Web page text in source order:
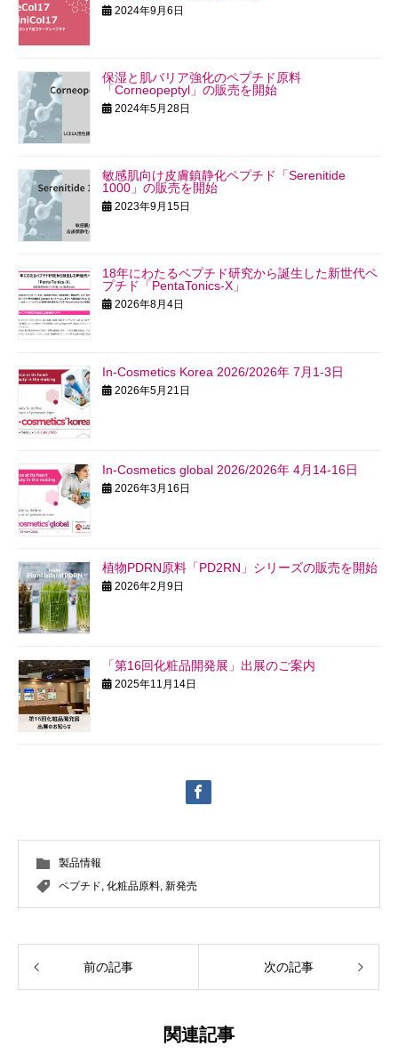
2024年9月6日
保湿と肌バリア強化のペプチド原料
「Corneopeptyl」の販売を開始
2024年5月28日
敏感肌向け皮膚鎮静化ペプチド「Serenitide
1000」の販売を開始
2023年9月15日
18年にわたるペプチド研究から誕生した新世代ペ
プチド「PentaTonics-X」
2026年8月4日
In-Cosmetics Korea 2026/2026年 7月1-3日
2026年5月21日
In-Cosmetics global 2026/2026年 4月14-16日
2026年3月16日
植物PDRN原料「PD2RN」シリーズの販売を開始
2026年2月9日
「第16回化粧品開発展」出展のご案内
2025年11月14日
製品情報
ペプチド, 化粧品原料, 新発売
前の記事 次の記事
関連記事